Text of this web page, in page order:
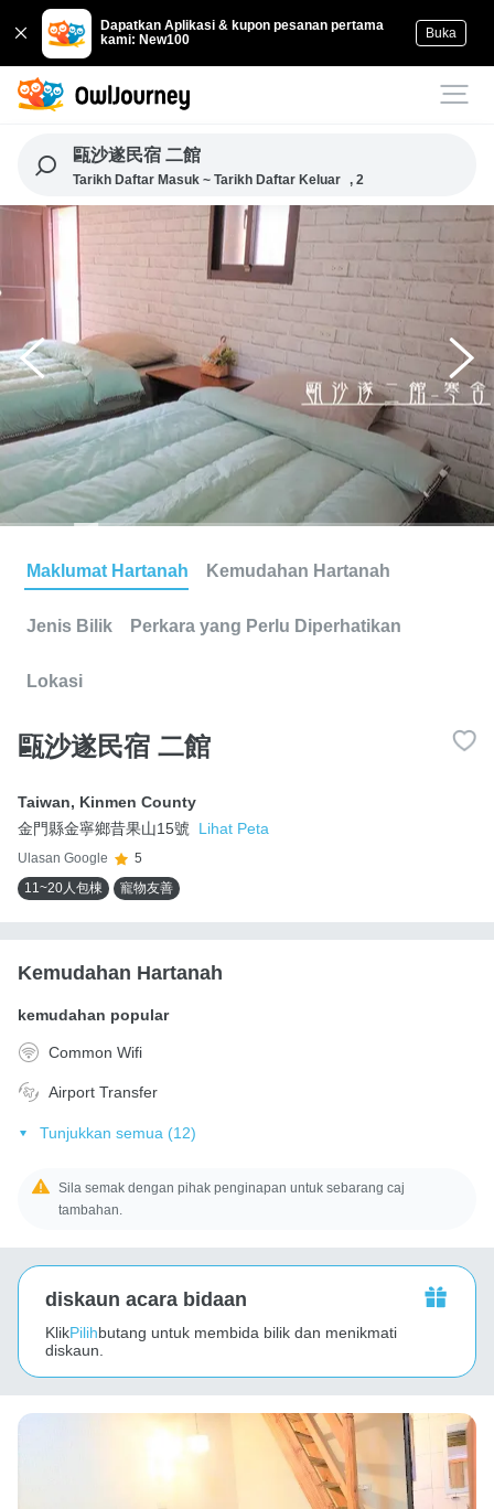
Dapatkan Aplikasi & kupon pesanan pertama
kami: New100
Buka
甌沙遂民宿 二館
Tarikh Daftar Masuk ~ Tarikh Daftar Keluar , 2
Maklumat Hartanah Kemudahan Hartanah
Jenis Bilik Perkara yang Perlu Diperhatikan
Lokasi
甌沙遂民宿 二館
Taiwan, Kinmen County
金門縣金寧鄉昔果山15號
Lihat Peta
Ulasan Google
5
11~20人包棟
寵物友善
Kemudahan Hartanah
kemudahan popular
Common Wifi
Airport Transfer
Tunjukkan semua (12)
Sila semak dengan pihak penginapan untuk sebarang caj
tambahan.
diskaun acara bidaan
KlikPilihbutang untuk membida bilik dan menikmati
diskaun.